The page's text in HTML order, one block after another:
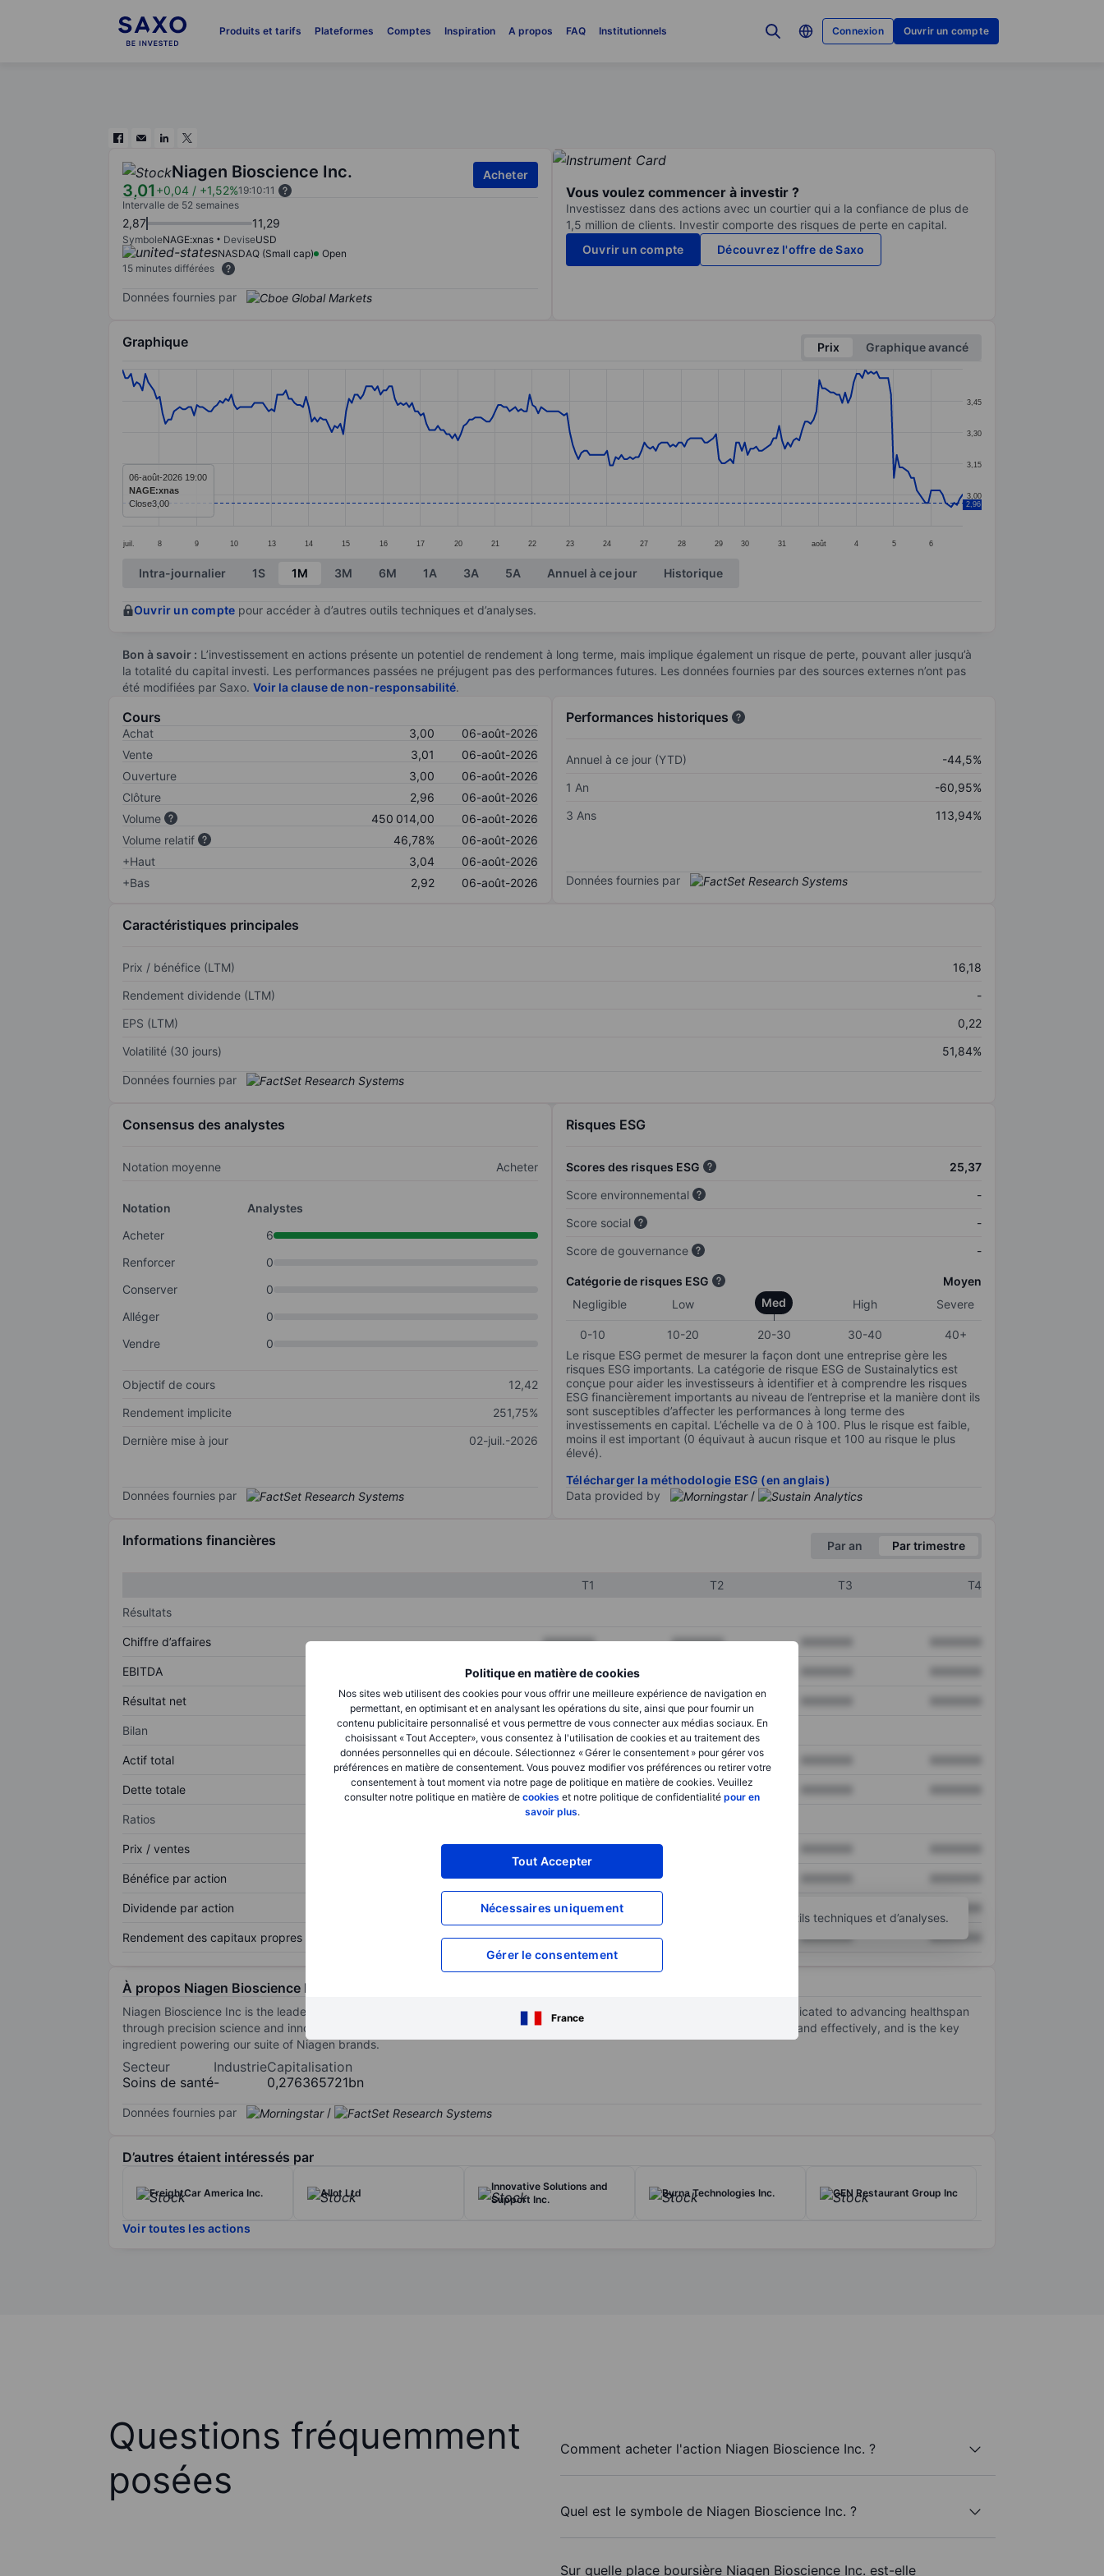
Produits et tarifs Plateformes Comptes Inspiration A propos FAQ Institutionnels Connexion Ouvrir un compte
Politique en matière de cookies
Nos sites web utilisent des cookies pour vous offrir une meilleure expérience de navigation en
permettant, en optimisant et en analysant les opérations du site, ainsi que pour fournir un
contenu publicitaire personnalisé et vous permettre de vous connecter aux médias sociaux. En
choisissant « Tout Accepter», vous consentez à l'utilisation de cookies et au traitement des
données personnelles qui en découle. Sélectionnez « Gérer le consentement » pour gérer vos
préférences en matière de consentement. Vous pouvez modifier vos préférences ou retirer votre
consentement à tout moment via notre page de politique en matière de cookies. Veuillez
consulter notre politique en matière de cookies et notre politique de confidentialité pour en
savoir plus.
Tout Accepter
Nécessaires uniquement
Gérer le consentement
France
Niagen Bioscience Inc.
3,01+0,04 / +1,52%19:10:11
Acheter
Intervalle de 52 semaines
2,87 11,29
SymboleNAGE:xnas DeviseUSD
NASDAQ (Small cap)
Open
15 minutes différées
Données fournies par
Vous voulez commencer à investir ?
Investissez dans des actions avec un courtier qui a la confiance de plus de
1,5 million de clients. Investir comporte des risques de perte en capital.
Ouvrir un compte
Découvrez l'offre de Saxo
Graphique Prix
Graphique avancé
Chart
Line chart with 294 data points.
The chart has 1 X axis displaying categories.
juil. 8 9 10 13 14 15 16 17 20 21 22 23 24 27 28 29 30 31 août 4 5 6
3,00
3,15
3,30
3,45
2,96
06-août-2026 19:00
NAGE:xnas
Close3,00
End of interactive chart.
Intra-journalier 1S 1M 3M 6M 1A 3A 5A Annuel à ce jour Historique
Ouvrir un compte pour accéder à d’autres outils techniques et d’analyses.
Bon à savoir : L’investissement en actions présente un potentiel de rendement à long terme, mais implique également un risque de perte, pouvant aller jusqu’à
la totalité du capital investi. Les performances passées ne préjugent pas des performances futures. Les données fournies par des sources externes n’ont pas
été modifiées par Saxo. Voir la clause de non-responsabilité.
Cours
Achat 3,00
06-août-2026
Vente
3,01
06-août-2026
Ouverture
3,00
06-août-2026
Clôture
2,96
06-août-2026
Volume
450 014,00
06-août-2026
Volume relatif
46,78%
06-août-2026
+Haut
3,04
06-août-2026
+Bas
2,92 06-août-2026
Performances historiques
Annuel à ce jour (YTD)
-44,5%
1 An
-60,95%
3 Ans
113,94%
Données fournies par
Caractéristiques principales
Prix / bénéfice (LTM)
16,18
Rendement dividende (LTM)
-
EPS (LTM)
0,22
Volatilité (30 jours)
51,84%
Données fournies par
Consensus des analystes
Notation moyenne Acheter
Notation
Analystes
Acheter
6
Renforcer
0
Conserver
0
Alléger
0
Vendre
0
Objectif de cours
12,42
Rendement implicite
251,75%
Dernière mise à jour
02-juil.-2026
Données fournies par
Risques ESG
Scores des risques ESG
25,37
Score environnemental
-
Score social
-
Score de gouvernance
-
Catégorie de risques ESG
Moyen
Negligible
Low Med High Severe
0-10 10-20 20-30 30-40
40+
Le risque ESG permet de mesurer la façon dont une entreprise gère les
risques ESG importants. La catégorie de risque ESG de Sustainalytics est
conçue pour aider les investisseurs à identifier et à comprendre les risques
ESG financièrement importants au niveau de l’entreprise et la manière dont ils
sont susceptibles d’affecter les performances à long terme des
investissements en capital. L’échelle va de 0 à 100. Plus le risque est faible,
moins il est important (0 équivaut à aucun risque et 100 au risque le plus
élevé).
Télécharger la méthodologie ESG (en anglais)
Data provided by
/
Informations financières Par an Par trimestre
T1 T2 T3
T4
Résultats
Chiffre d’affaires XXXXXXX XXXXXXX
EBITDA XXXXXXX
Résultat net XXXXXXX XXXXXXX
Bilan
Actif total XXXXXXX XXXXXXX
Dette totale XXXXXXX XXXXXXX
Ratios
Prix / ventes XXXXXXX
Bénéfice par action XXXXXXX
Dividende par action XXXXXXX
Rendement des capitaux propres XXXXXXX XXXXXXX XXXXXXX
Ouvrir un compte pour accéder à d’autres outils techniques et d’analyses.
À propos Niagen Bioscience Inc.
Niagen Bioscience Inc is the leader in NAD+ (nicotinamide adenine dinucleotide) science and healthy-aging research. It is dedicated to advancing healthspan
through precision science and innovative NAD+-boosting solutions. It is is clinically proven to increase NAD+ levels efficiently and effectively, and is the key
ingredient powering our suite of Niagen brands.
Secteur
Soins de santé
Industrie
-
Capitalisation
0,276365721bn
Données fournies par /
D’autres étaient intéressés par
FreightCar America Inc. Allot Ltd
Innovative Solutions and
Support Inc.
Byrna Technologies Inc. GEN Restaurant Group Inc
Voir toutes les actions
Questions fréquemment
posées
Comment acheter l'action Niagen Bioscience Inc. ?
Quel est le symbole de Niagen Bioscience Inc. ?
Sur quelle place boursière Niagen Bioscience Inc. est-elle